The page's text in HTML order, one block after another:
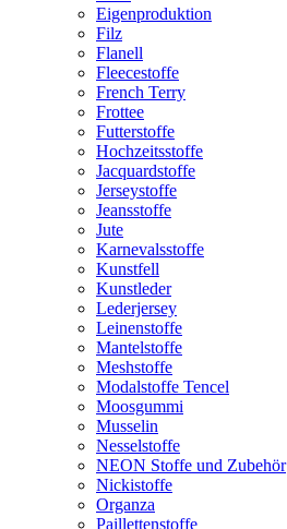
Eigenproduktion
Filz
Flanell
Fleecestoffe
French Terry
Frottee
Futterstoffe
Hochzeitsstoffe
Jacquardstoffe
Jerseystoffe
Jeansstoffe
Jute
Karnevalsstoffe
Kunstfell
Kunstleder
Lederjersey
Leinenstoffe
Mantelstoffe
Meshstoffe
Modalstoffe Tencel
Moosgummi
Musselin
Nesselstoffe
NEON Stoffe und Zubehör
Nickistoffe
Organza
Paillettenstoffe